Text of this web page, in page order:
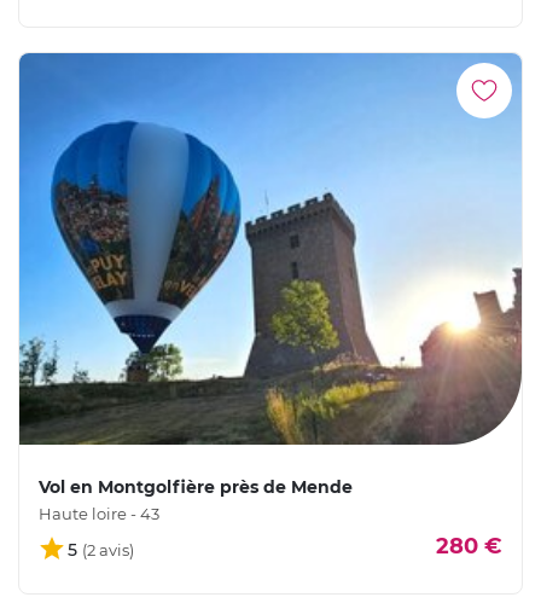
Vol en Montgolfière près de Mende
Haute loire - 43
5 280 €